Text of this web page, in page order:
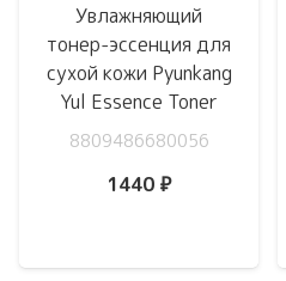
Увлажняющий
тонер-эссенция для
сухой кожи Pyunkang
Yul Essence Toner
8809486680056
1440 ₽